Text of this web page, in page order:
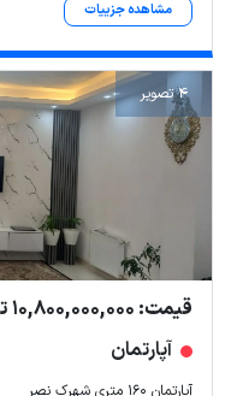
مشاهده جزییات
4 تصویر
قیمت: 10,800,000,000 تومان
آپارتمان
آپارتمان ۱۶۰ متری شهرک نصر